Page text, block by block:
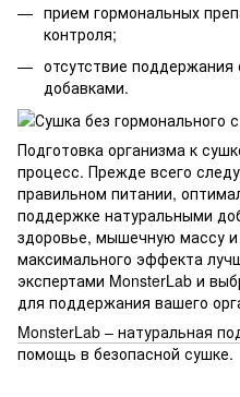
прием гормональных
контроля;
отсутствие
добавками.
Подготовка организма к
процесс. Прежде всего
правильном питании,
поддержке натуральными
здоровье, мышечную массу
максимального эффекта
экспертами MonsterLab и
для поддержания вашего
MonsterLab – натуральная
помощь в безопасной сушке.